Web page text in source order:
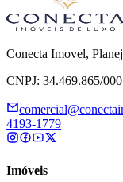
Conecta Imovel,
CNPJ: 34.469.865/
4193-1779
Imóveis